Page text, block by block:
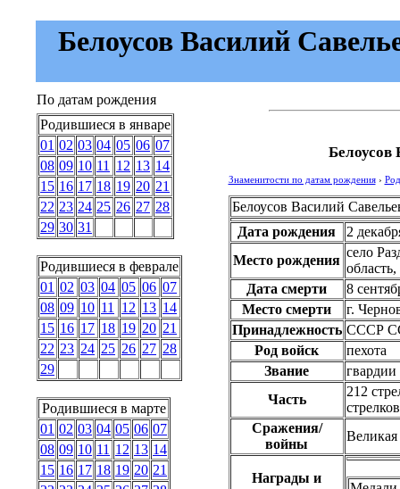
Белоусов Василий
По датам рождения
Родившиеся в январе
01 02 03 04 05 06 07
08 09 10 11 12 13 14
15 16 17 18 19 20 21
22 23 24 25 26 27 28
29 30 31
Родившиеся в феврале
01 02 03 04 05 06 07
08 09 10 11 12 13 14
15 16 17 18 19 20 21
22 23 24 25 26 27 28
29
Родившиеся в марте
01 02 03 04 05 06 07
08 09 10 11 12 13 14
15 16 17 18 19 20 21
Белоусов
Знаменитости по датам рождения›
Белоусов Василий
Дата рождения
2
Место рождения
село
Дата смерти
8
Место смерти
г.
Принадлежность СССР
Род войск
пехота
Звание
гвардии
Часть
212
Сражения/
войны
Великая
Награды и